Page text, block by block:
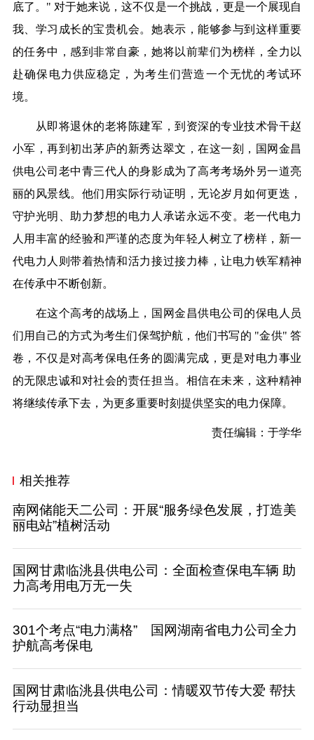
底了。" 对于她来说，这不仅是一个挑战，更是一个展现自
我、学习成长的宝贵机会。她表示，能够参与到这样重要
的任务中，感到非常自豪，她将以前辈们为榜样，全力以
赴确保电力供应稳定，为考生们营造一个无忧的考试环
境。
从即将退休的老将陈建军，到资深的专业技术骨干赵
小军，再到初出茅庐的新秀达翠文，在这一刻，国网金昌
供电公司老中青三代人的身影成为了高考考场外另一道亮
丽的风景线。他们用实际行动证明，无论岁月如何更迭，
守护光明、助力梦想的电力人承诺永远不变。老一代电力
人用丰富的经验和严谨的态度为年轻人树立了榜样，新一
代电力人则带着热情和活力接过接力棒，让电力铁军精神
在传承中不断创新。
在这个高考的战场上，国网金昌供电公司的保电人员
们用自己的方式为考生们保驾护航，他们书写的 "金供" 答
卷，不仅是对高考保电任务的圆满完成，更是对电力事业
的无限忠诚和对社会的责任担当。相信在未来，这种精神
将继续传承下去，为更多重要时刻提供坚实的电力保障。
责任编辑：于学华
相关推荐
南网储能天二公司：开展“服务绿色发展，打造美
丽电站”植树活动
国网甘肃临洮县供电公司：全面检查保电车辆 助
力高考用电万无一失
301个考点“电力满格” 国网湖南省电力公司全力
护航高考保电
国网甘肃临洮县供电公司：情暖双节传大爱 帮扶
行动显担当